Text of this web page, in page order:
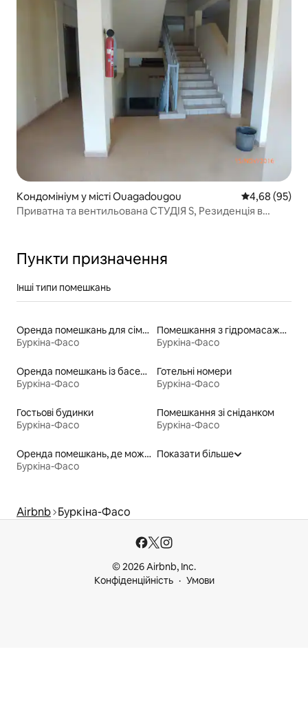
Кондомініум у місті Ouagadougou Середня
4,68 (95)
Приватна та вентильована СТУДІЯ S, Резиденція в
Пункти призначення
Інші типи помешкань
Оренда помешкань для сімей
Буркіна-Фасо
Помешкання з гідромасажною ванною
Буркіна-Фасо
Оренда помешкань із басейном
Буркіна-Фасо
Готельні номери
Буркіна-Фасо
Гостьові будинки
Буркіна-Фасо
Помешкання зі сніданком
Буркіна-Фасо
Оренда помешкань, де можна перебувати з домашніми тваринами
Буркіна-Фасо
Показати більше
Airbnb Буркіна-Фасо
© 2026 Airbnb, Inc.
Конфіденційність
Умови